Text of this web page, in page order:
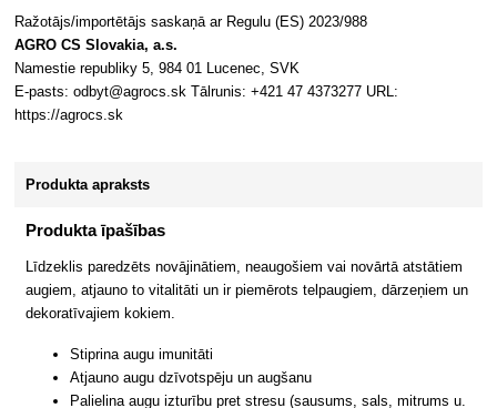
Ražotājs/importētājs saskaņā ar Regulu (ES) 2023/988
AGRO CS Slovakia, a.s.
Namestie republiky 5, 984 01 Lucenec, SVK
E-pasts: odbyt@agrocs.sk Tālrunis: +421 47 4373277 URL:
https://agrocs.sk
Produkta apraksts
Produkta īpašības
Līdzeklis paredzēts novājinātiem, neaugošiem vai novārtā atstātiem
augiem, atjauno to vitalitāti un ir piemērots telpaugiem, dārzeņiem un
dekoratīvajiem kokiem.
Stiprina augu imunitāti
Atjauno augu dzīvotspēju un augšanu
Palielina augu izturību pret stresu (sausums, sals, mitrums u.